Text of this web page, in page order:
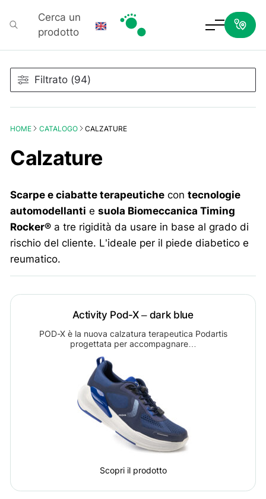
Cerca un
prodotto
HOME CATALOGO CALZATURE
Calzature
Scarpe e ciabatte terapeutiche contecnologie
automodellanti esuola Biomeccanica Timing
Rocker® a tre rigidità da usare in base al grado di
rischio del cliente. L’ideale per il piede diabetico e
reumatico.
Activity Pod-X – dark blue
POD-X è la nuova calzatura terapeutica Podartis
progettata per accompagnare…
Scopri il prodotto
Filtrato (94)